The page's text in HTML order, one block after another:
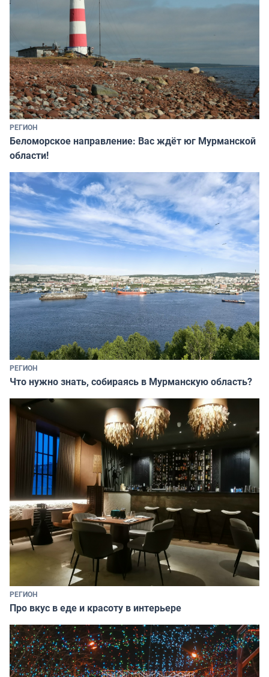
РЕГИОН
Беломорское направление: Вас ждёт юг Мурманской
области!
РЕГИОН
Что нужно знать, собираясь в Мурманскую область?
РЕГИОН
Про вкус в еде и красоту в интерьере